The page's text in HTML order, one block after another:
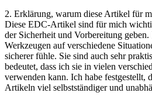
2. Erklärung, warum diese Artikel für
Diese EDC-Artikel sind für mich
der Sicherheit und Vorbereitung
Werkzeugen auf verschiedene
sicherer fühle. Sie sind auch sehr
bedeutet, dass ich sie in vielen
verwenden kann. Ich habe festgestellt,
Artikeln viel selbstständiger und